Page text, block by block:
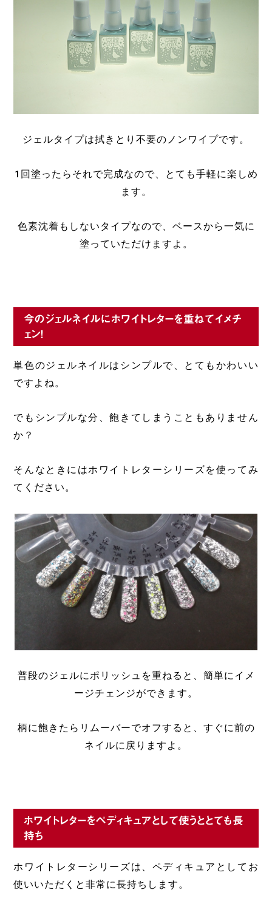
ジェルタイプは拭きとり不要のノンワイプです。
1回塗ったらそれで完成なので、とても手軽に楽しめ
ます。
色素沈着もしないタイプなので、ベースから一気に
塗っていただけますよ。
今のジェルネイルにホワイトレターを重ねてイメチ
ェン！
単色のジェルネイルはシンプルで、とてもかわいい
ですよね。
でもシンプルな分、飽きてしまうこともありません
か？
そんなときにはホワイトレターシリーズを使ってみ
てください。
普段のジェルにポリッシュを重ねると、簡単にイメ
ージチェンジができます。
柄に飽きたらリムーバーでオフすると、すぐに前の
ネイルに戻りますよ。
ホワイトレターをペディキュアとして使うととても長
持ち
ホワイトレターシリーズは、ペディキュアとしてお
使いいただくと非常に長持ちします。